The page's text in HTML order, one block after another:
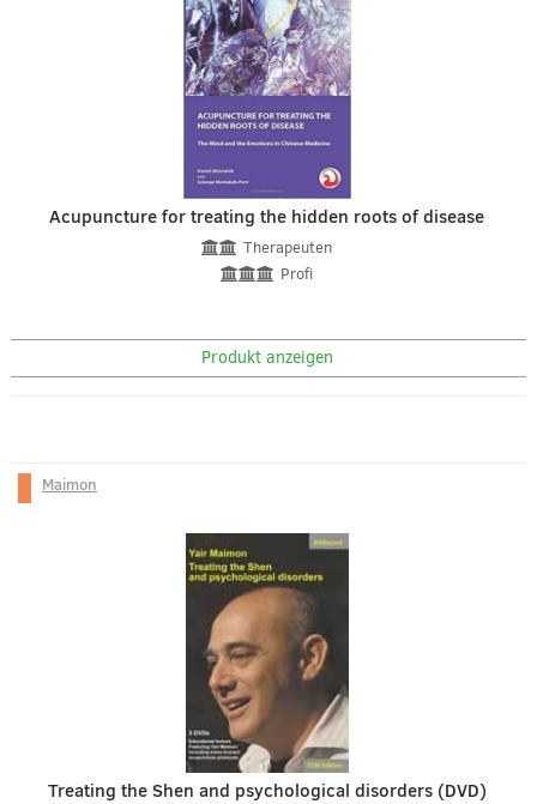
Acupuncture for treating the hidden roots of disease
Therapeuten
Profi
Produkt anzeigen
Maimon
Treating the Shen and psychological disorders (DVD)